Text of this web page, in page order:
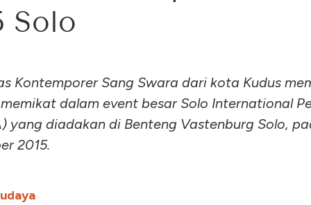
Solo
Kontemporer Sang Swara dari kota Kudus
dalam event besar Solo International
yang diadakan di Benteng Vastenburg Solo,
2015.